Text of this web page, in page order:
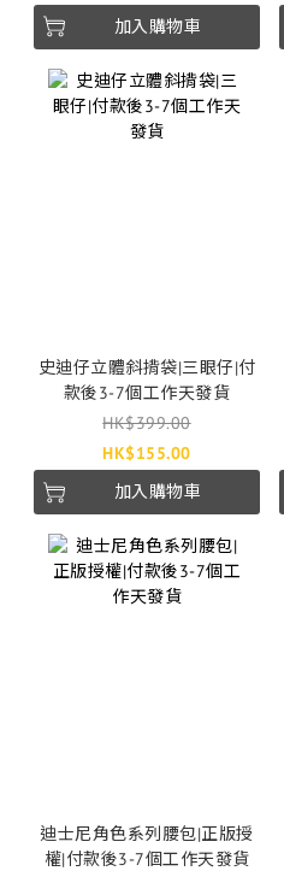
加入購物車
史迪仔立體斜揹袋|三眼仔|付
款後3-7個工作天發貨
HK$399.00
HK$155.00
加入購物車
迪士尼角色系列腰包|正版授
權|付款後3-7個工作天發貨